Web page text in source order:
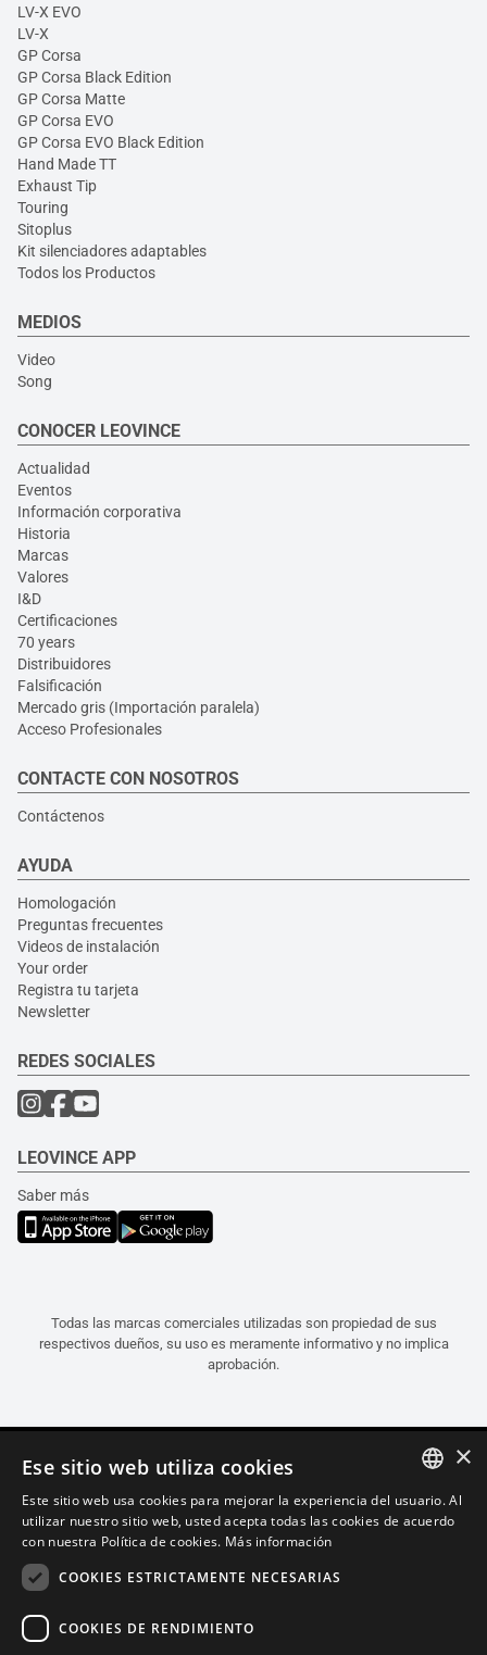
LV-X EVO
LV-X
GP Corsa
GP Corsa Black Edition
GP Corsa Matte
GP Corsa EVO
GP Corsa EVO Black Edition
Hand Made TT
Exhaust Tip
Touring
Sitoplus
Kit silenciadores adaptables
Todos los Productos
MEDIOS
Video
Song
CONOCER LEOVINCE
Actualidad
Eventos
Información corporativa
Historia
Marcas
Valores
I&D
Certificaciones
70 years
Distribuidores
Falsificación
Mercado gris (Importación paralela)
Acceso Profesionales
CONTACTE CON NOSOTROS
Contáctenos
AYUDA
Homologación
Preguntas frecuentes
Videos de instalación
Your order
Registra tu tarjeta
Newsletter
REDES SOCIALES
LEOVINCE APP
Saber más
Todas las marcas comerciales utilizadas son propiedad de sus
respectivos dueños, su uso es meramente informativo y no implica
aprobación.
ITALIAN
×
Ese sitio web utiliza cookies
Este sitio web usa cookies para mejorar la experiencia del usuario. Al
utilizar nuestro sitio web, usted acepta todas las cookies de acuerdo
con nuestra Política de cookies. Más información
COOKIES ESTRICTAMENTE NECESARIAS
COOKIES DE RENDIMIENTO